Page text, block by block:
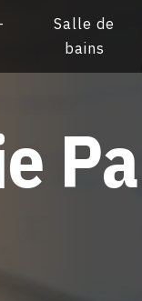
Salle de
bains